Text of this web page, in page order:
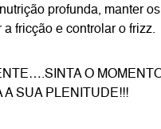
profunda, manter
a fricção e controlar o frizz.
O
A SUA PLENITUDE!!!